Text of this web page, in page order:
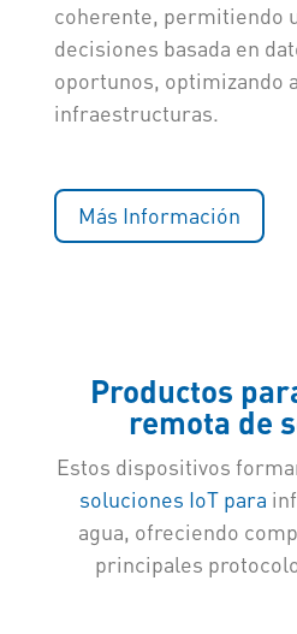
coherente, permitiendo
decisiones basada en
oportunos, optimizando
infraestructuras.
Más Información
Productos
remota de
Estos dispositivos
soluciones IoT para
agua, ofreciendo
principales